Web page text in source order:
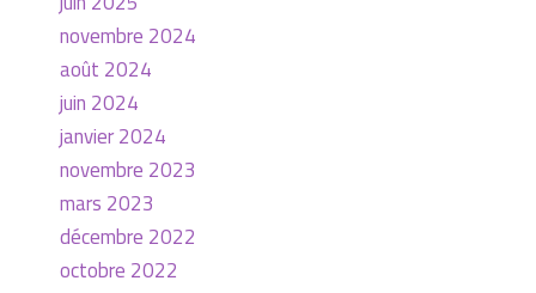
novembre 2024
août 2024
juin 2024
janvier 2024
novembre 2023
mars 2023
décembre 2022
octobre 2022